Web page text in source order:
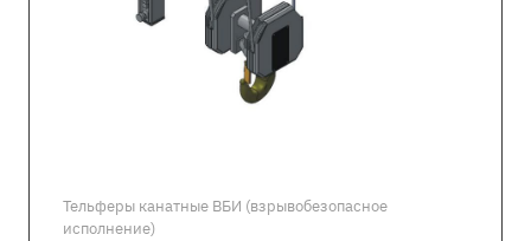
Тельферы канатные ВБИ (взрывобезопасное
исполнение)